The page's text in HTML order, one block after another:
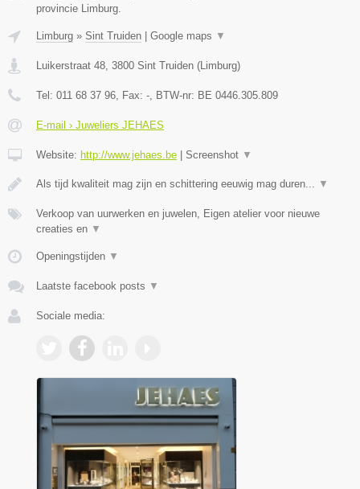
provincie Limburg.
Limburg » Sint Truiden | Google maps ▼
Luikerstraat 48 3800 Sint Truiden (Limburg)
Tel: 011 68 37 96 , Fax: - , BTW-nr: BE 0446.305.809
E-mail › Juweliers JEHAES
Website: http://www.jehaes.be | Screenshot ▼
Als tijd kwaliteit mag zijn en schittering eeuwig mag duren... ▼
Verkoop van uurwerken en juwelen, Eigen atelier voor nieuwe
creaties en ▼
Openingstijden ▼
Laatste facebook posts ▼
Sociale media: